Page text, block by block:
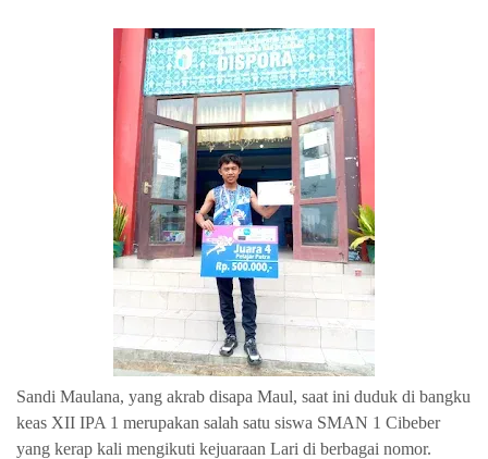
Sandi Maulana, yang akrab disapa Maul, saat ini duduk di bangku
keas XII IPA 1 merupakan salah satu siswa SMAN 1 Cibeber
yang kerap kali mengikuti kejuaraan Lari di berbagai nomor.